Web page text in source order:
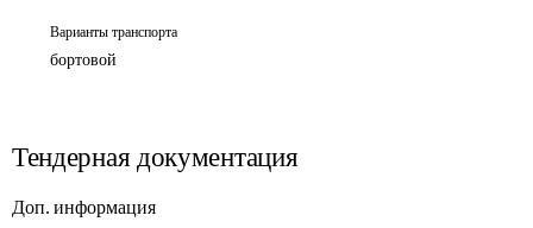
Варианты транспорта
бортовой
Тендерная документация
Доп. информация